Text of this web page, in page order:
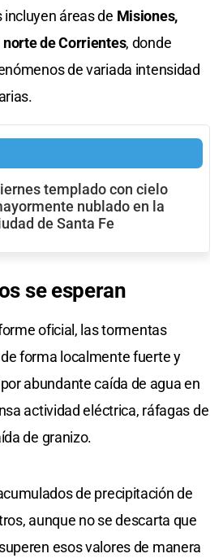
áreas de Misiones,
norte de Corrientes, donde
de variada intensidad
templado con cielo
nublado en la
de Santa Fe
se esperan
oficial, las tormentas
forma localmente fuerte y
abundante caída de agua en
actividad eléctrica, ráfagas de
de granizo.
de precipitación de
aunque no se descarta que
esos valores de manera